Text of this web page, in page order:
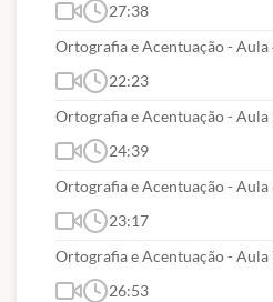
FÓRUM DE
Neste curso NÃO
discussão para
OBS:Neste
emissão de
27:38
Ortografia e Acentuação - Aula
22:23
Ortografia e Acentuação - Aula
24:39
Ortografia e Acentuação - Aula
23:17
Ortografia e Acentuação - Aula
26:53